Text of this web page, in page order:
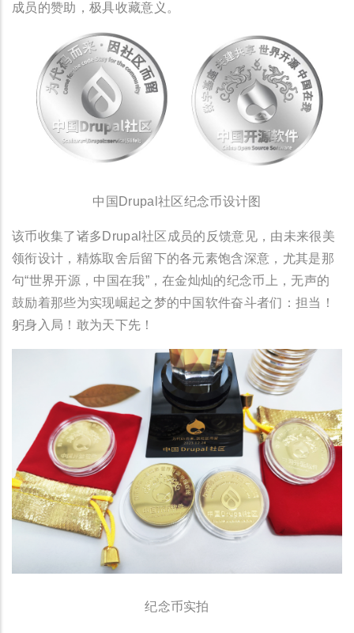
成员的赞助，极具收藏意义。
中国Drupal社区纪念币设计图
该币收集了诸多Drupal社区成员的反馈意见，由未来很美
领衔设计，精炼取舍后留下的各元素饱含深意，尤其是那
句“世界开源，中国在我”，在金灿灿的纪念币上，无声的
鼓励着那些为实现崛起之梦的中国软件奋斗者们：担当！
躬身入局！敢为天下先！
纪念币实拍